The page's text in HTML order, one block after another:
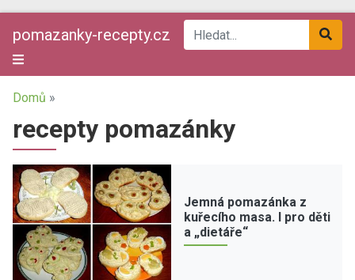
pomazanky-recepty.cz
Domů »
recepty pomazánky
Jemná pomazánka z
kuřecího masa. I pro děti
a „dietáře“